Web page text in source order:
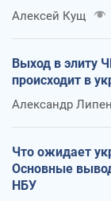
Алексей Кущ
Выход в элиту
происходит в
Александр
Что ожидает
Основные
НБУ